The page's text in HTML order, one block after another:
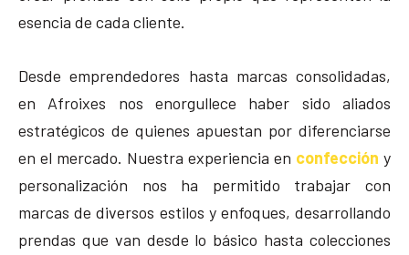
esencia de cada cliente.
Desde emprendedores hasta marcas consolidadas,
en Afroixes nos enorgullece haber sido aliados
estratégicos de quienes apuestan por diferenciarse
en el mercado. Nuestra experiencia en confección y
personalización nos ha permitido trabajar con
marcas de diversos estilos y enfoques, desarrollando
prendas que van desde lo básico hasta colecciones